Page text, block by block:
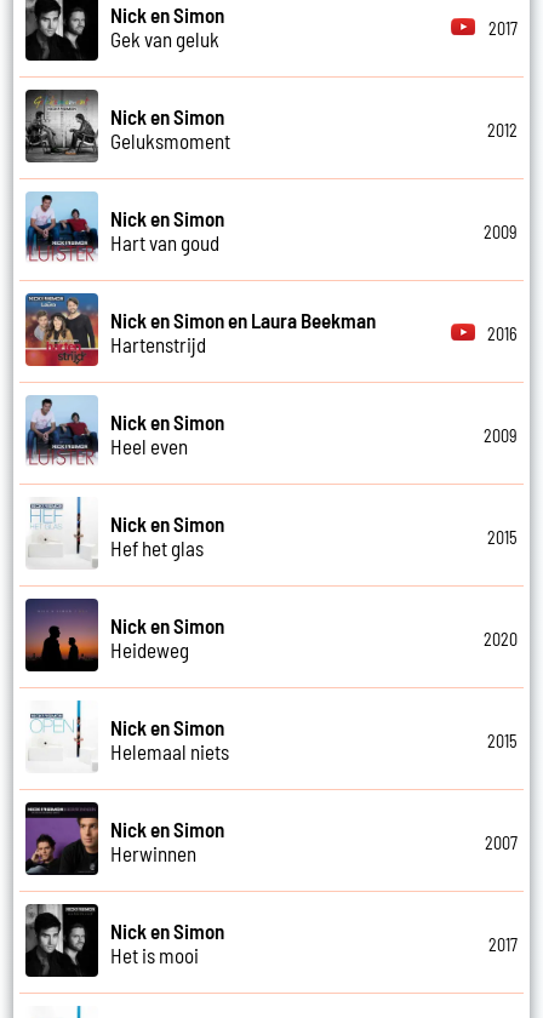
Nick en Simon
Gek van geluk
2017
Nick en Simon
Geluksmoment
2012
Nick en Simon
Hart van goud
2009
Nick en Simon en Laura Beekman
Hartenstrijd
2016
Nick en Simon
Heel even
2009
Nick en Simon
Hef het glas
2015
Nick en Simon
Heideweg
2020
Nick en Simon
Helemaal niets
2015
Nick en Simon
Herwinnen
2007
Nick en Simon
Het is mooi
2017